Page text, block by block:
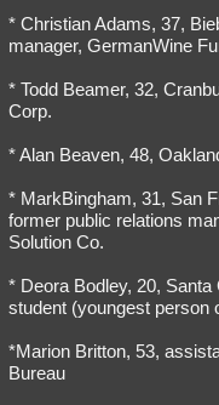
* Christian Adams, 37,
manager, GermanWine
* Todd Beamer, 32,
Corp.
* Alan Beaven, 48,
* MarkBingham, 31, San
former public relations
Solution Co.
* Deora Bodley, 20,
student (youngest person
*Marion Britton, 53,
Bureau